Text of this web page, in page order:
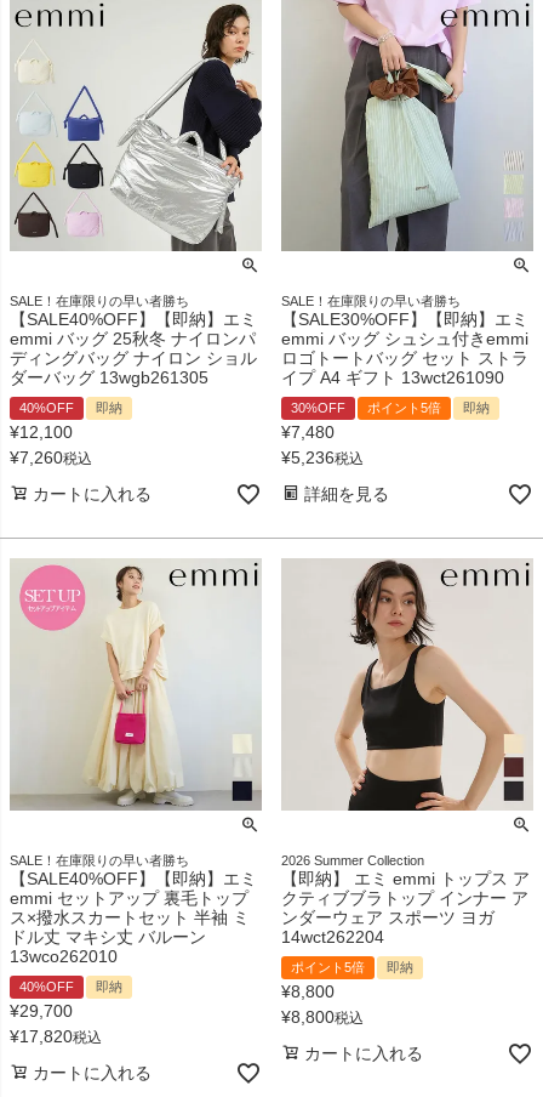
SALE！在庫限りの早い者勝ち
【SALE40%OFF】【即納】エミ
emmi バッグ 25秋冬 ナイロンパ
ディングバッグ ナイロン ショル
ダーバッグ 13wgb261305
40%OFF 即納
¥12,100
¥7,260税込
カートに入れる
SALE！在庫限りの早い者勝ち
【SALE30%OFF】【即納】エミ
emmi バッグ シュシュ付きemmi
ロゴトートバッグ セット ストラ
イプ A4 ギフト 13wct261090
30%OFF ポイント5倍 即納
¥7,480
¥5,236税込
詳細を見る
SALE！在庫限りの早い者勝ち
【SALE40%OFF】【即納】エミ
emmi セットアップ 裏毛トップ
ス×撥水スカートセット 半袖 ミ
ドル丈 マキシ丈 バルーン
13wco262010
40%OFF 即納
¥29,700
¥17,820税込
カートに入れる
2026 Summer Collection
【即納】 エミ emmi トップス ア
クティブブラトップ インナー ア
ンダーウェア スポーツ ヨガ
14wct262204
ポイント5倍 即納
¥8,800
¥8,800税込
カートに入れる